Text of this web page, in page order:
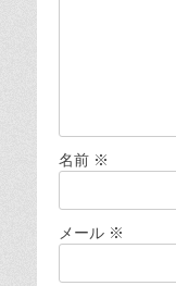
名前 ※
メール ※